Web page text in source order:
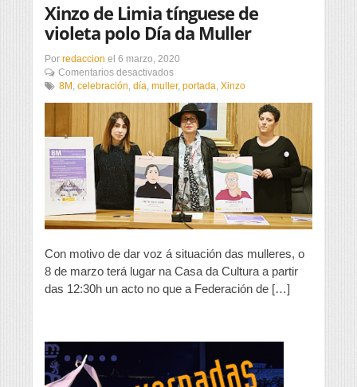
Xinzo de Limia tínguese de
violeta polo Día da Muller
Por redaccion el 6 marzo, 2020
Comentarios desactivadosen
Xinzo
Limia
tínguese
de
violeta
polo
Día
da
Muller
8M , celebración, día, muller, portada, Xinzo
Con motivo de dar voz á situación das mulleres, o
8 de marzo terá lugar na Casa da Cultura a partir
das 12:30h un acto no que a Federación de […]